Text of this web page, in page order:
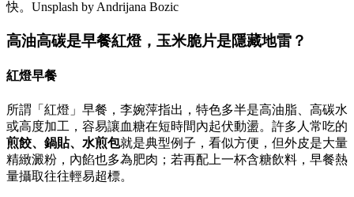
快。Unsplash by Andrijana Bozic
高油高碳是早餐紅燈，玉米脆片是隱藏地雷？
紅燈早餐
所謂「紅燈」早餐，李婉萍指出，特色多半是高油脂、高碳水
或高度加工，容易讓血糖在短時間內起伏動盪。許多人常吃的
煎餃、鍋貼、水煎包就是典型例子，看似方便，但外皮是大量
精緻澱粉，內餡也多為肥肉；若再配上一杯含糖飲料，早餐熱
量攝取往往輕易超標。